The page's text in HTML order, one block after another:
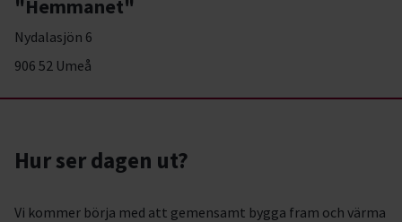
"Hemmanet"
Nydalasjön 6
906 52 Umeå
Hur ser dagen ut?
Vi kommer börja med att gemensamt bygga fram och värma